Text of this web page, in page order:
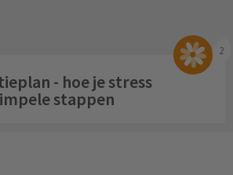
2
- hoe je stress
stappen